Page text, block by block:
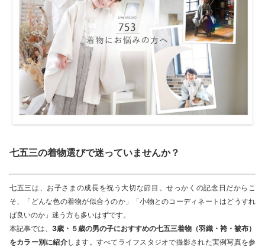
七五三の着物選びで迷っていませんか？
七五三は、お子さまの成長を祝う大切な節目。せっかくの記念日だからこ
そ、「どんな色の着物が似合うのか」「小物とのコーディネートはどうすれ
ば良いのか」迷う方も多いはずです。
本記事では、 3歳・５歳の男の子におすすめの七五三着物（羽織・袴・被布）
をカラー別に紹介します。すべてライフスタジオで撮影された実例写真を参